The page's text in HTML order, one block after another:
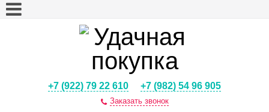
+7 (922) 79 22 610 +7 (982) 54 96 905
Заказать звонок